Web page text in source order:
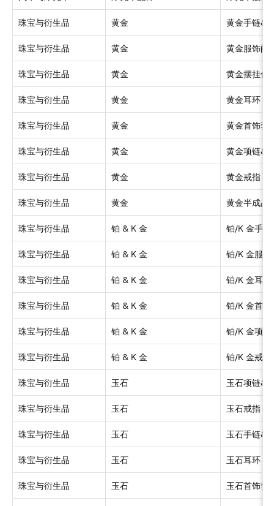
珠宝与衍生品 黄金 黄金手链&
珠宝与衍生品 黄金 黄金服饰配
珠宝与衍生品 黄金 黄金摆挂件
珠宝与衍生品 黄金 黄金耳环
珠宝与衍生品 黄金 黄金首饰套
珠宝与衍生品 黄金 黄金项链&
珠宝与衍生品 黄金 黄金戒指
珠宝与衍生品 黄金 黄金半成品
珠宝与衍生品 铂 & K 金 铂/K 金手链
珠宝与衍生品 铂 & K 金 铂/K 金服饰
珠宝与衍生品 铂 & K 金 铂/K 金耳环
珠宝与衍生品 铂 & K 金 铂/K 金首饰
珠宝与衍生品 铂 & K 金 铂/K 金项链
珠宝与衍生品 铂 & K 金 铂/K 金戒指
珠宝与衍生品 玉石 玉石项链&
珠宝与衍生品 玉石 玉石戒指
珠宝与衍生品 玉石 玉石手链&
珠宝与衍生品 玉石 玉石耳环
珠宝与衍生品 玉石 玉石首饰套